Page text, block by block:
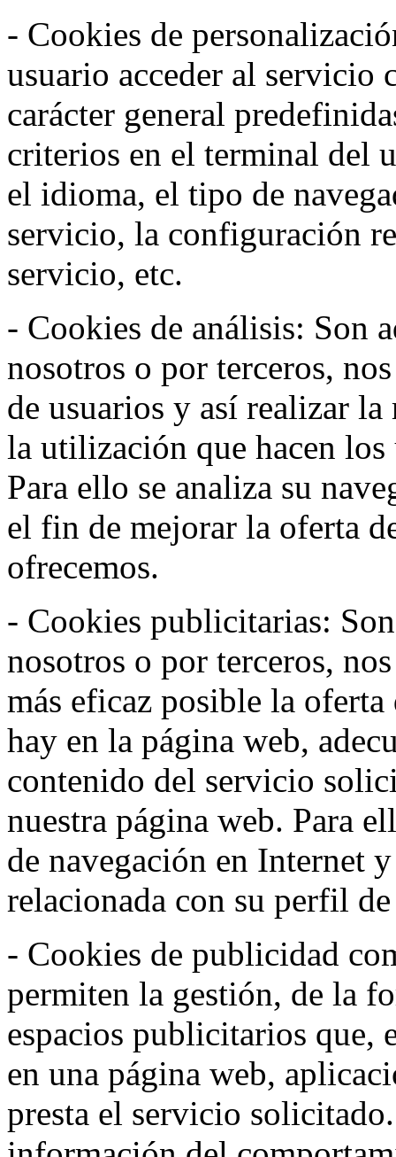
- Cookies de
usuario acceder al servicio
carácter general
criterios en el terminal del
el idioma, el tipo de
servicio, la configuración
servicio, etc.
- Cookies de análisis: Son
nosotros o por terceros,
de usuarios y así realizar
la utilización que hacen
Para ello se analiza su
el fin de mejorar la oferta
ofrecemos.
- Cookies publicitarias:
nosotros o por terceros,
más eficaz posible la
hay en la página web,
contenido del servicio
nuestra página web. Para
de navegación en Internet
relacionada con su perfil
- Cookies de publicidad
permiten la gestión, de la
espacios publicitarios que,
en una página web,
presta el servicio